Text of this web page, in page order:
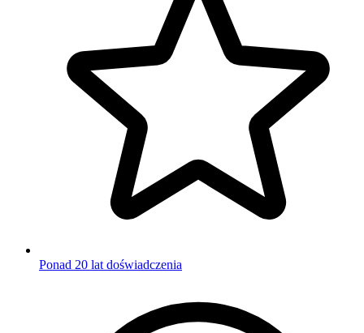
Ponad 20 lat doświadczenia